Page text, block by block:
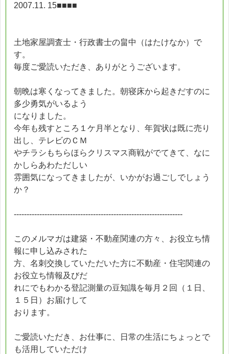
2007.11. 15■■■■
土地家屋調査士・行政書士の畠中（はたけなか）で
す。
毎度ご愛読いただき、ありがとうございます。
朝晩は寒くなってきました。朝寝床から起きだすのに
多少勇気がいるよう
になりました。
今年も残すところ１ケ月半となり、年賀状は既に売り
出し、テレビのＣＭ
やチラシもちらほらクリスマス商戦がでてきて、なに
かしらあわただしい
雰囲気になってきましたが、いかがお過ごしでしょう
か？
------------------------------------------------------------------
このメルマガは建築・不動産関連の方々、お役立ち情
報に申し込みされた
方、名刺交換していただいた方に不動産・住宅関連の
お役立ち情報及びだ
れにでもわかる登記測量の豆知識を毎月２回（１日、
１５日）お届けして
おります。
ご愛読いただき、お仕事に、日常の生活にちょっとで
も活用していただけ